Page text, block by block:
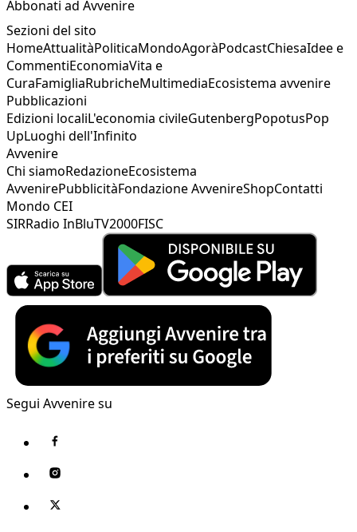
Abbonati ad Avvenire
Sezioni del sito
HomeAttualitàPoliticaMondoAgoràPodcastChiesaIdee e
CommentiEconomiaVita e
CuraFamigliaRubricheMultimediaEcosistema avvenire
Pubblicazioni
Edizioni localiL'economia civileGutenbergPopotusPop
UpLuoghi dell'Infinito
Avvenire
Chi siamoRedazioneEcosistema
AvvenirePubblicitàFondazione AvvenireShopContatti
Mondo CEI
SIRRadio InBluTV2000FISC
Segui Avvenire su